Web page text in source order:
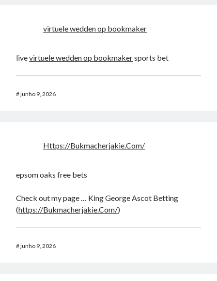
virtuele wedden op bookmaker
livevirtuele wedden op bookmakersports bet
#junho 9, 2026
Https://Bukmacherjakie.Com/
epsom oaks free bets​
Check out my page … King George Ascot Betting​
(https://Bukmacherjakie.Com/)
#junho 9, 2026